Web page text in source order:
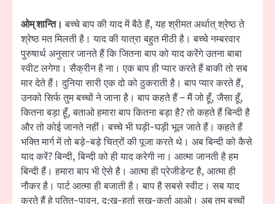
ओम् शान्ति। बच्चे बाप की याद में बैठे हैं, यह श्रीमत अर्थात् श्रेष्ठ ते
श्रेष्ठ मत मिलती है। याद की यात्रा बहुत मीठी है। बच्चे नम्बरवार
पुरुषार्थ अनुसार जानते हैं कि जितना बाप को याद करेंगे उतना बाबा
स्वीट लगेगा। सैक्रीन है ना। एक बाप ही प्यार करते हैं बाकी तो सब
मार देते हैं। दुनिया सारी एक दो को ठुकराती है। बाप प्यार करते हैं,
उनको सिर्फ तुम बच्चों ने जाना है। बाप कहते हैं – मैं जो हूँ, जैसा हूँ,
कितना बड़ा हूँ, बताओ हमारा बाप कितना बड़ा है? तो कहते हैं बिन्दी है
और तो कोई जानते नहीं। बच्चे भी घड़ी-घड़ी भूल जाते हैं। कहते हैं
भक्ति मार्ग में तो बड़े-बड़े चित्रों की पूजा करते थे। अब बिन्दी को कैसे
याद करें? बिन्दी, बिन्दी को ही याद करेगी ना। आत्मा जानती है हम
बिन्दी हैं। हमारा बाप भी ऐसे है। आत्मा ही प्रेजीडेन्ट है, आत्मा ही
नौकर है। पार्ट आत्मा ही बजाती है। बाप है सबसे स्वीट। सब याद
करते हैं हे पतित-पावन, दु:ख-हर्ता सुख-कर्ता आओ। अब तुम बच्चों